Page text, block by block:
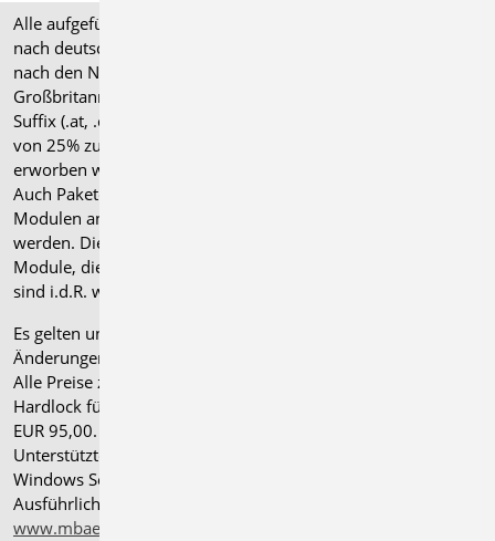
Alle aufgeführten Preise verstehen sich für Module/Pakete
nach deutschen Normgrundlagen (".de"). Module, die auch
nach den Normen für Österreich, Schweiz, Italien und
Großbritannien verfügbar sind, tragen ein entsprechendes
Suffix (.at, .ch, .it bzw. .uk) und können gegen einen Aufpreis
von 25% zusammen mit dem jeweiligen ".de"-Modul
erworben werden.
Auch Pakete können gegen einen Aufpreis von 25% mit
Modulen anderer Normen (.at, .ch, .it bzw. .uk) erweitert
werden. Die Paketerweiterung umfasst alle entsprechenden
Module, die zum Zeitpunkt des Kaufs verfügbar sind. Das
sind i.d.R. weniger Module als nach deutscher Norm.
Es gelten unsere
Änderungen und Irrtümer vorbehalten.
Alle Preise zzgl. Versandkosten und gesetzlicher MwSt.
Hardlock für Einzelplatzlizenz, je Arbeitsplatz erforderlich
EUR 95,00. Folgelizenz-/Netzwerkbedingungen auf Anfrage.
Unterstützte Betriebssysteme: Windows
Windows Server 2025 mit Windows Terminal Server.
Ausführliche Informationen auf
www.mbaec.de/service/systemvoraussetzungen